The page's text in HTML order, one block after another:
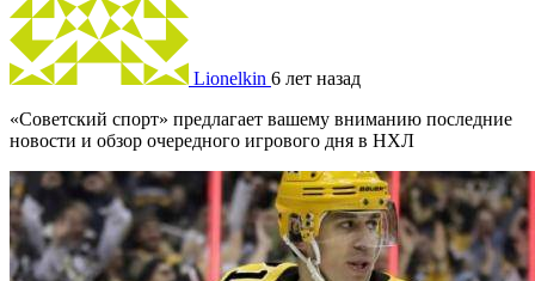
Lionelkin 6 лет назад
«Советский спорт» предлагает вашему вниманию последние
новости и обзор очередного игрового дня в НХЛ